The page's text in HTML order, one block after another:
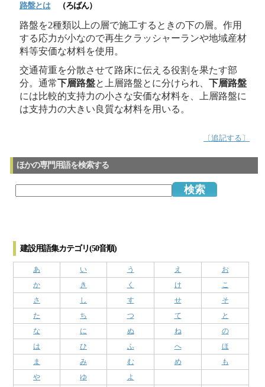
路盤とは（ろばん）
路盤を2種類以上の層で施工するときの下の層。作用
する応力が小なので再生クラッシャーランや地域産材
料等安価な材料を使用。
交通荷重を分散させて路床に伝える役割を果たす部
分。通常下層路盤と上層路盤とに分けられ、 下層路盤
には比較的支持力の小さな安価な材料を、上層路盤に
は支持力の大きい良質な材料を用いる。
〔追記する〕
ほかの専門用語を検索する
建設用語集カテゴリ(50音順)
あ い う え
お
か
き く け
こ
さ
し す せ
そ
た
ち つ て
と
な
に ぬ ね
の
は
ひ ふ へ
ほ
ま
み む め
も
や
ゆ
よ